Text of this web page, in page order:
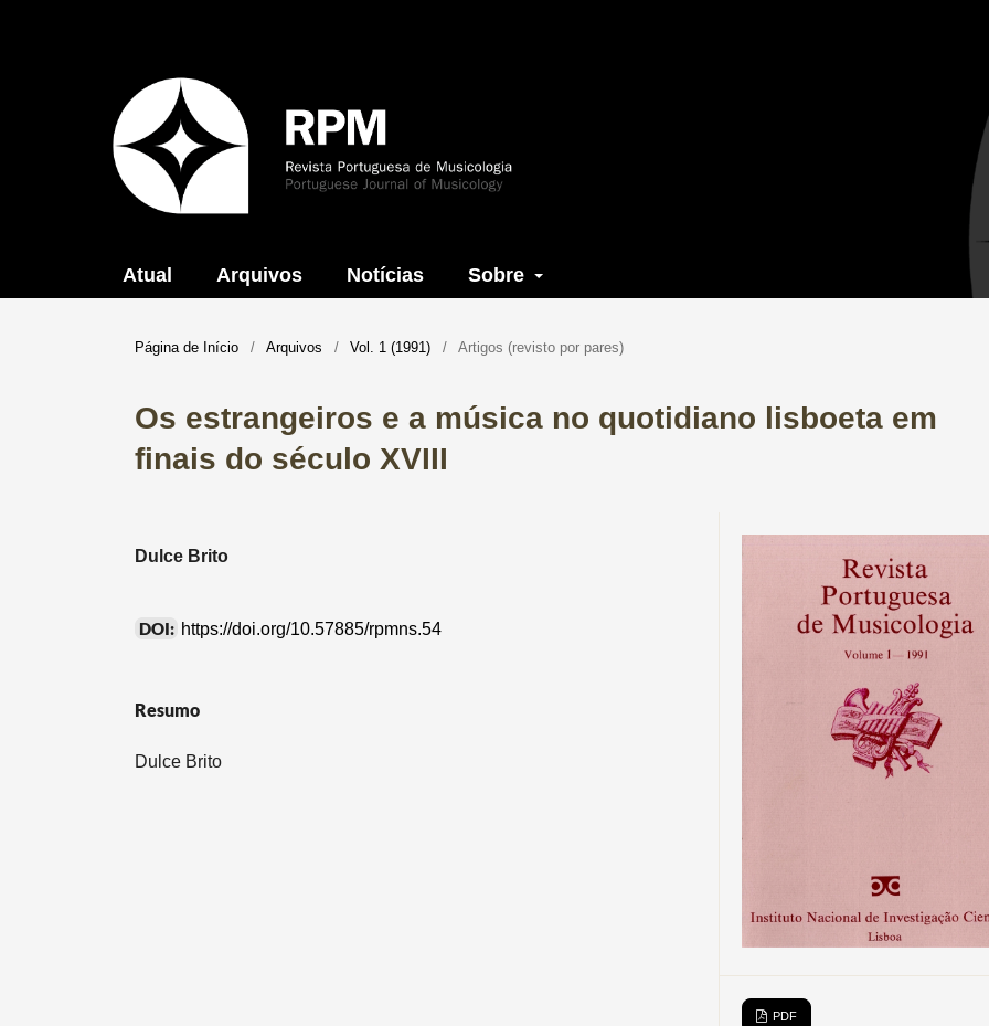
Atual Arquivos Notícias Sobre
Página de Início / Arquivos / Vol. 1 (1991) / Artigos (revisto por pares)
Os estrangeiros e a música no quotidiano lisboeta em
finais do século XVIII
Dulce Brito
DOI: https://doi.org/10.57885/rpmns.54
Resumo
Dulce Brito
PDF